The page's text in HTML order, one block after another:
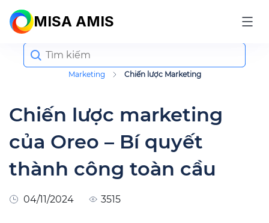
MISA AMIS
Marketing Chiến lược Marketing
Search
for:
Chiến lược marketing
của Oreo – Bí quyết
thành công toàn cầu
04/11/2024 3515